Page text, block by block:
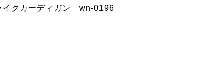
イクカーディガン wn-0196